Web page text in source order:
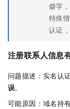
僻字
特殊
认证
注册联系人信息
问题描述：实名认
误。
可能原因：域名持